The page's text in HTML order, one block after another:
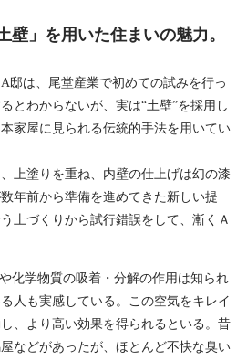
壁」を用いた住まいの魅力。
邸は、尾堂産業で初めての試みを行っ
とわからないが、実は“土壁”を採用し
家屋に見られる伝統的手法を用いてい
上塗りを重ね、内壁の仕上げは幻の漆
年前から準備を進めてきた新しい提
土づくりから試行錯誤をして、漸くＡ
化学物質の吸着・分解の作用は知られ
人も実感している。この空気をキレイ
、より高い効果を得られるといる。昔
などがあったが、ほとんど不快な臭い